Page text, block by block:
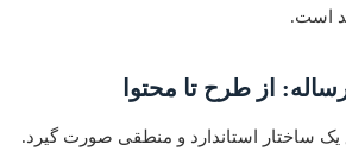
است.
ساختار استاندارد و منطقی صورت گیرد.